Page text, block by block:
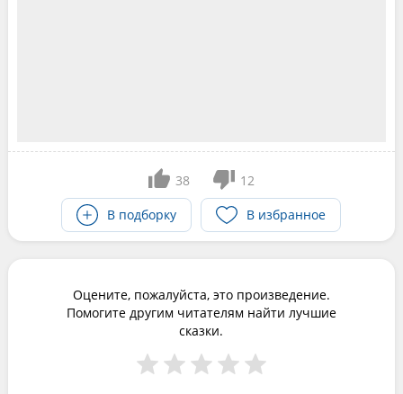
38
12
В подборку
В избранное
Оцените, пожалуйста, это произведение.
Помогите другим читателям найти лучшие
сказки.